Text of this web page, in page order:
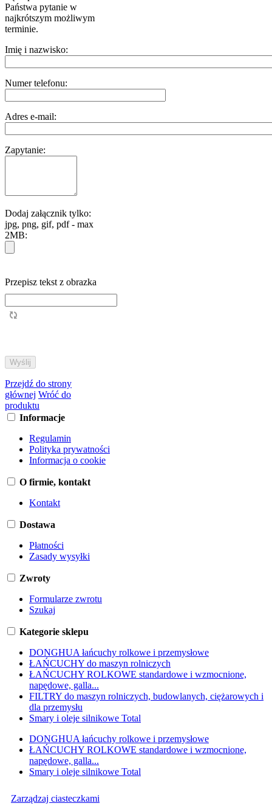
Państwa pytanie w
najkrótszym możliwym
terminie.
Imię i nazwisko:
Numer telefonu:
Adres e-mail:
Zapytanie:
Dodaj załącznik tylko:
jpg, png, gif, pdf - max
2MB:
Przepisz tekst z obrazka
Przejdź do strony
głównej Wróć do
produktu
Informacje
Regulamin
Polityka prywatności
Informacja o cookie
O firmie, kontakt
Kontakt
Dostawa
Płatności
Zasady wysyłki
Zwroty
Formularze zwrotu
Szukaj
Kategorie sklepu
DONGHUA łańcuchy rolkowe i przemysłowe
ŁAŃCUCHY do maszyn rolniczych
ŁAŃCUCHY ROLKOWE standardowe i wzmocnione,
napędowe, galla...
FILTRY do maszyn rolniczych, budowlanych, ciężarowych i
dla przemysłu
Smary i oleje silnikowe Total
DONGHUA łańcuchy rolkowe i przemysłowe
ŁAŃCUCHY ROLKOWE standardowe i wzmocnione,
napędowe, galla...
Smary i oleje silnikowe Total
Zarządzaj ciasteczkami